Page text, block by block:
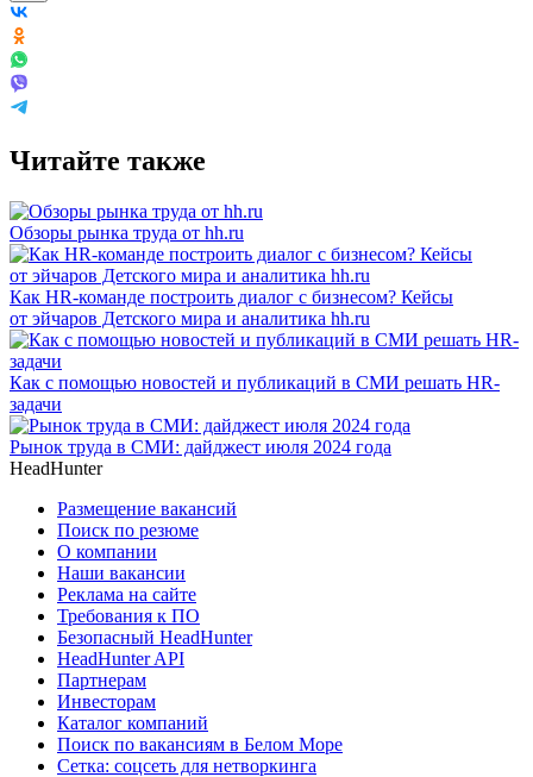
Читайте также
Обзоры рынка труда от hh.ru
Как HR-команде построить диалог с бизнесом? Кейсы
от эйчаров Детского мира и аналитика hh.ru
Как с помощью новостей и публикаций в СМИ решать HR-
задачи
Рынок труда в СМИ: дайджест июля 2024 года
HeadHunter
Размещение вакансий
Поиск по резюме
О компании
Наши вакансии
Реклама на сайте
Требования к ПО
Безопасный HeadHunter
HeadHunter API
Партнерам
Инвесторам
Каталог компаний
Поиск по вакансиям в Белом Море
Сетка: соцсеть для нетворкинга